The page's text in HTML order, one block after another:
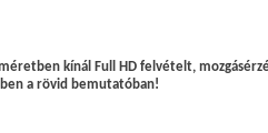
kínál Full HD felvételt,
a rövid bemutatóban!